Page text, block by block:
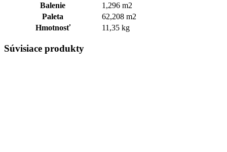
Balenie
1,296 m2
Paleta
62,208 m2
Hmotnosť
11,35 kg
Súvisiace produkty